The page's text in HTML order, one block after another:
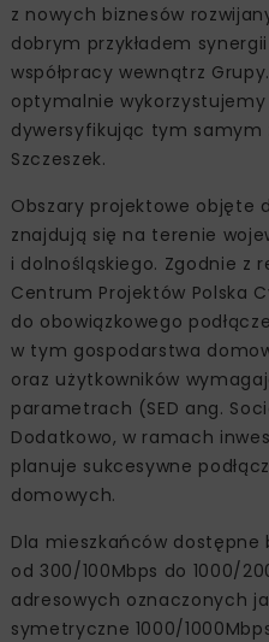
z nowych biznesów
dobrym przykładem
współpracy wewnątrz
optymalnie
dywersyfikując tym samym
Szczeszek.
Obszary projektowe objęte
znajdują się na terenie
i dolnośląskiego. Zgodnie z
Centrum Projektów Polska
do obowiązkowego
w tym gospodarstwa
oraz użytkowników
parametrach (SED ang.
Dodatkowo, w ramach
planuje sukcesywne
domowych.
Dla mieszkańców dostępne
od 300/100Mbps do 1000/
adresowych oznaczonych
symetryczne 1000/